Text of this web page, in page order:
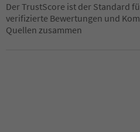
Der TrustScore ist der Standard
verifizierte Bewertungen und
Quellen zusammen